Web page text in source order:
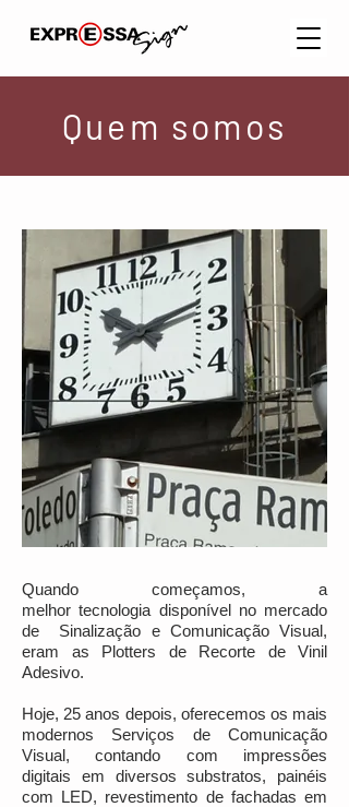
Quem somos
Quando começamos, a
melhor tecnologia disponível no mercado
de Sinalização e Comunicação Visual,
eram as Plotters de Recorte de Vinil
Adesivo.
Hoje, 25 anos depois, oferecemos os mais
modernos Serviços de Comunicação
Visual, contando com impressões
digitais em diversos substratos, painéis
com LED, revestimento de fachadas em